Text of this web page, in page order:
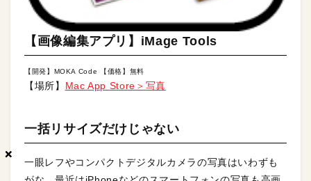
×
×
×
【画像編集アプリ】iMage Tools
【開発】MOKA Code 【価格】無料
【場所】 Mac App Store＞写真
一括リサイズだけじゃない
一眼レフやコンパクトデジタルカメラの写真はいわずも